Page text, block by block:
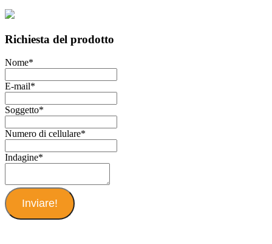
Richiesta del prodotto
Nome*
E-mail*
Soggetto*
Numero di cellulare*
Indagine*
Inviare!